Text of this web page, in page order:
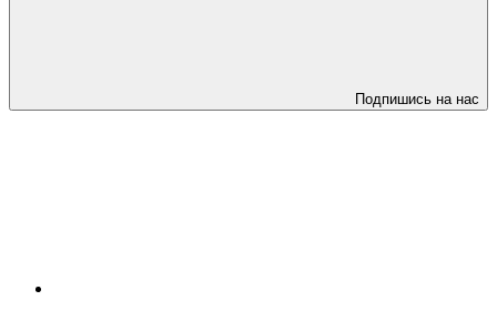
Подпишись на нас